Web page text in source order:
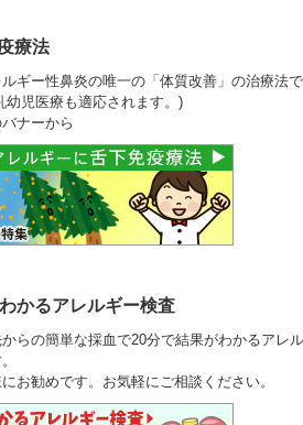
療法
ギー性鼻炎の唯一の「体質改善」の治療法で
幼児医療も適応されます。)
ナーから
かるアレルギー検査
らの簡単な採血で20分で結果がわかるアレ
お勧めです。お気軽にご相談ください。